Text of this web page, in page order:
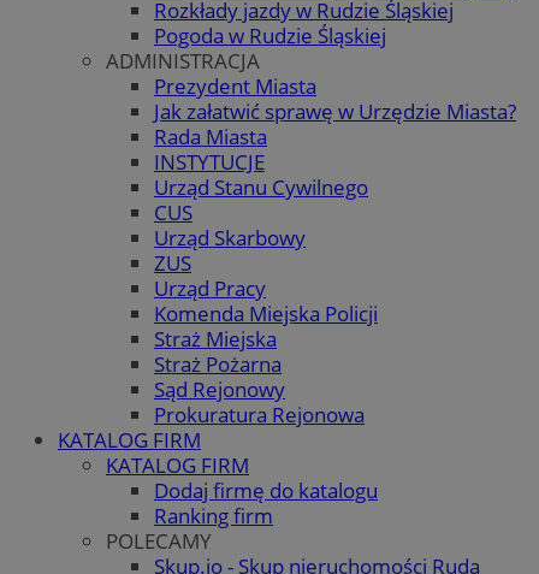
Rozkłady jazdy w Rudzie Śląskiej
Pogoda w Rudzie Śląskiej
ADMINISTRACJA
Prezydent Miasta
Jak załatwić sprawę w Urzędzie Miasta?
Rada Miasta
INSTYTUCJE
Urząd Stanu Cywilnego
CUS
Urząd Skarbowy
ZUS
Urząd Pracy
Komenda Miejska Policji
Straż Miejska
Straż Pożarna
Sąd Rejonowy
Prokuratura Rejonowa
KATALOG FIRM
KATALOG FIRM
Dodaj firmę do katalogu
Ranking firm
POLECAMY
Skup.io - Skup nieruchomości Ruda